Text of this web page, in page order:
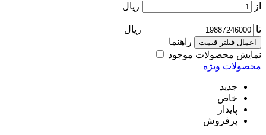
از ریال
تا ریال
اعمال فیلتر قیمت
راهنما
نمایش محصولات موجود
محصولات ویژه
جدید
خاص
پایدار
پرفروش